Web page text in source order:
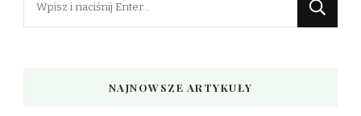
NAJNOWSZE ARTYKUŁY